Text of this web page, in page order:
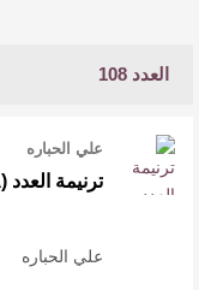
العدد 108
علي الحباره
ترنيمة العدد (١٠٨)
علي الحباره